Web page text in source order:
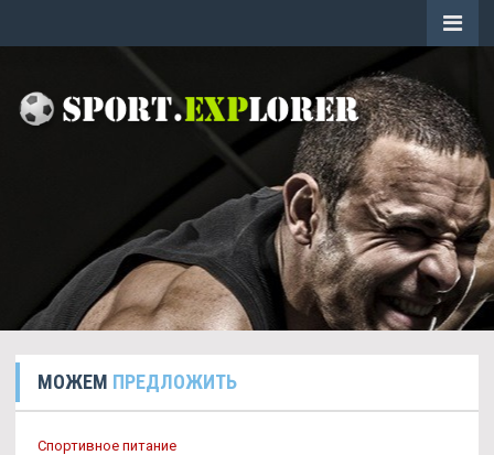
МОЖЕМ ПРЕДЛОЖИТЬ
Спортивное питание